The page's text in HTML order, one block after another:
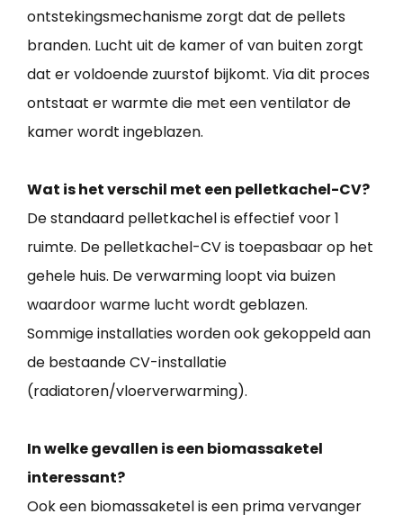
ontstekingsmechanisme zorgt dat de pellets
branden. Lucht uit de kamer of van buiten zorgt
dat er voldoende zuurstof bijkomt. Via dit proces
ontstaat er warmte die met een ventilator de
kamer wordt ingeblazen.
Wat is het verschil met een pelletkachel-CV?
De standaard pelletkachel is effectief voor 1
ruimte. De pelletkachel-CV is toepasbaar op het
gehele huis. De verwarming loopt via buizen
waardoor warme lucht wordt geblazen.
Sommige installaties worden ook gekoppeld aan
de bestaande CV-installatie
(radiatoren/vloerverwarming).
In welke gevallen is een biomassaketel
interessant?
Ook een biomassaketel is een prima vervanger